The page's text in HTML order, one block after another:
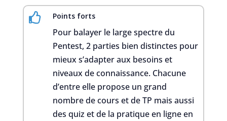
 Points forts
Pour balayer le large spectre du
Pentest, 2 parties bien distinctes pour
mieux s’adapter aux besoins et
niveaux de connaissance. Chacune
d’entre elle propose un grand
nombre de cours et de TP mais aussi
des quiz et de la pratique en ligne en